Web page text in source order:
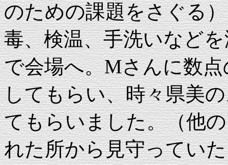
のための課題をさぐる
毒、検温、手洗いなど
で会場へ。Mさんに数
してもらい、時々県美
てもらいました。（他
れた所から見守ってい